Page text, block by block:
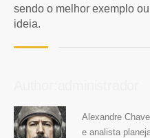
sendo o melhor exemplo
ideia.
Alexandre
e analista